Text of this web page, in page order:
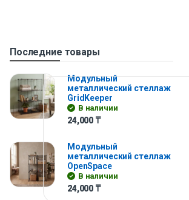
Последние товары
Модульный
металлический стеллаж
GridKeeper
В наличии
24,000 ₸
Модульный
металлический стеллаж
OpenSpace
В наличии
24,000 ₸